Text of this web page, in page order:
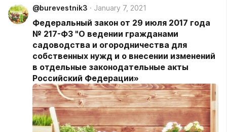
@burevestnik3 January 7, 2021
Федеральный закон от 29 июля 2017 года
№ 217-ФЗ "О ведении гражданами
садоводства и огородничества для
собственных нужд и о внесении изменений
в отдельные законодательные акты
Российский Федерации»